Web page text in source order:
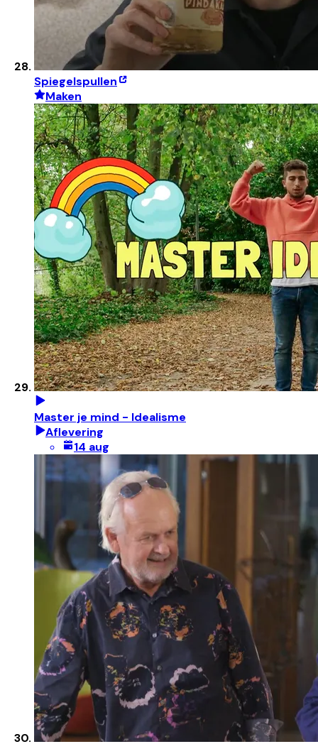
Spiegelspullen
Maken
Master je mind - Idealisme
Aflevering
14 aug